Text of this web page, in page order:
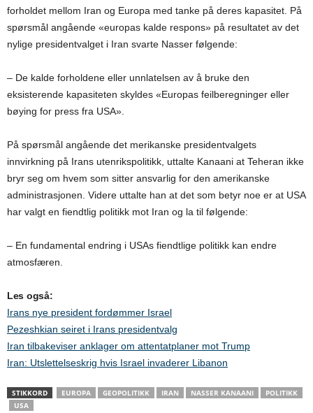
forholdet mellom Iran og Europa med tanke på deres kapasitet. På
spørsmål angående «europas kalde respons» på resultatet av det
nylige presidentvalget i Iran svarte Nasser følgende:
– De kalde forholdene eller unnlatelsen av å bruke den
eksisterende kapasiteten skyldes «Europas feilberegninger eller
bøying for press fra USA».
På spørsmål angående det merikanske presidentvalgets
innvirkning på Irans utenrikspolitikk, uttalte Kanaani at Teheran ikke
bryr seg om hvem som sitter ansvarlig for den amerikanske
administrasjonen. Videre uttalte han at det som betyr noe er at USA
har valgt en fiendtlig politikk mot Iran og la til følgende:
– En fundamental endring i USAs fiendtlige politikk kan endre
atmosfæren.
Les også:
Irans nye president fordømmer Israel
Pezeshkian seiret i Irans presidentvalg
Iran tilbakeviser anklager om attentatplaner mot Trump
Iran: Utslettelseskrig hvis Israel invaderer Libanon
STIKKORD EUROPA GEOPOLITIKK IRAN NASSER KANAANI
POLITIKK
USA